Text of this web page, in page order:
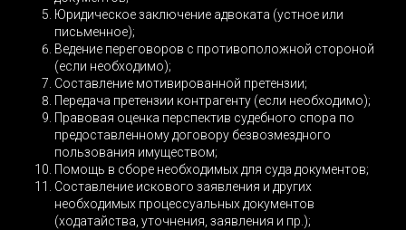
Юридическое заключение адвоката (устное или
письменное);
Ведение переговоров с противоположной стороной
(если необходимо);
Составление мотивированной претензии;
Передача претензии контрагенту (если необходимо);
Правовая оценка перспектив судебного спора по
предоставленному договору безвозмездного
пользования имуществом;
Помощь в сборе необходимых для суда документов;
Составление искового заявления и других
необходимых процессуальных документов
(ходатайства, уточнения, заявления и пр.);